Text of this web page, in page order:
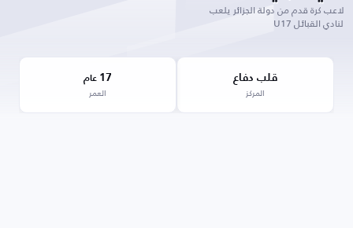
لاعب كرة قدم من دولة الجزائر يلعب
لنادي القبائل U17
قلب دفاع
المركز
17 عام
العمر